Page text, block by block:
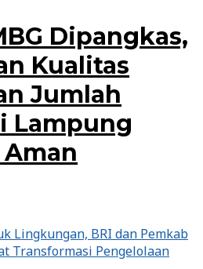
Dipangkas,
Kualitas
Jumlah
Lampung
Aman